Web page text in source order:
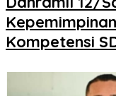
Kompetensi